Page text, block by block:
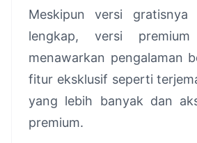
Meskipun versi gratisnya
lengkap, versi
menawarkan pengalaman
fitur eksklusif seperti
yang lebih banyak dan
premium.